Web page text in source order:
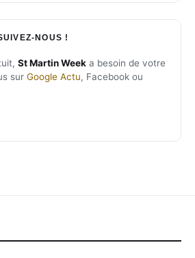
NOUS !
St Martin Week a besoin de votre
sur Google Actu, Facebook ou